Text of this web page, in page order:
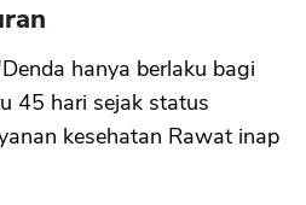
hanya berlaku bagi
45 hari sejak status
kesehatan Rawat inap